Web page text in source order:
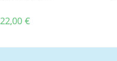
22,00 €